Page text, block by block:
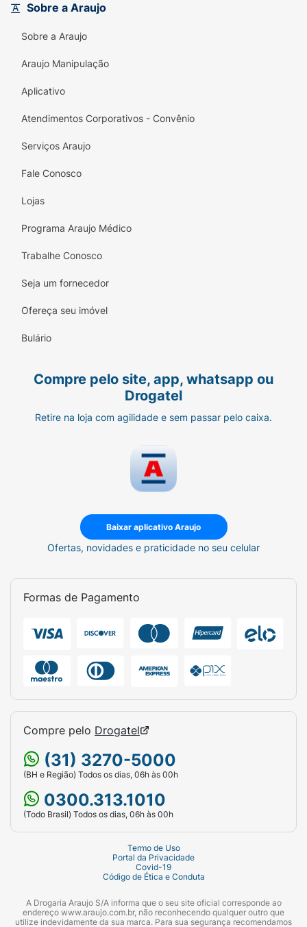
proporcionando uma experiência de sabor
gourmet
Bacio di Latte:
cremosidade diferenciados.
Uso Versátil:Ideal para consumo como
otimizar o resultado dos seus exercícios no
pré ou pós-treino
suplemento de alto valor biológico.
Leve o sabor de pistache e a potência da
Bacio di Latte!
SEO Keywords (Palavras-chave):
Sobre a Araujo
Sobre a Araujo
Araujo Manipulação
Aplicativo
Atendimentos Corporativos - Convênio
Serviços Araujo
Fale Conosco
Lojas
Programa Araujo Médico
Trabalhe Conosco
Seja um fornecedor
Ofereça seu imóvel
Bulário
Compre pelo site, app, whatsapp ou
Drogatel
Retire na loja com agilidade e sem passar pelo caixa.
Baixar aplicativo Araujo
Ofertas, novidades e praticidade no seu celular
Formas de Pagamento
Compre pelo Drogatel
(31) 3270-5000
(BH e Região) Todos os dias, 06h às 00h
0300.313.1010
(Todo Brasil) Todos os dias, 06h às 00h
Termo de Uso
Portal da Privacidade
Covid-19
Código de Ética e Conduta
A Drogaria Araujo S/A informa que o seu site oficial corresponde ao
endereço www.araujo.com.br, não reconhecendo qualquer outro que
utilize indevidamente da sua marca. Para sua segurança recomendamos